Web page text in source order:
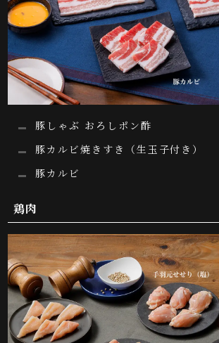
豚しゃぶ おろしポン酢
豚カルビ焼きすき（生玉子付き）
豚カルビ
鶏肉